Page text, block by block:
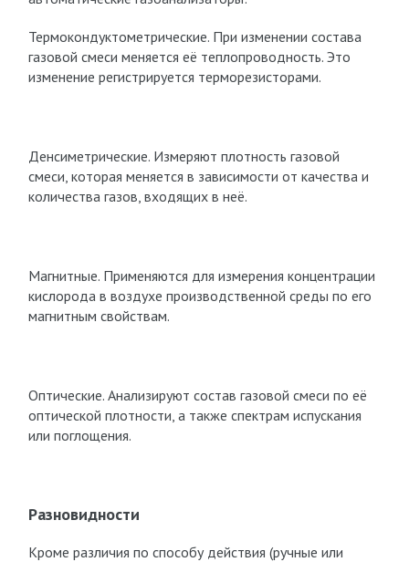
Термокондуктометрические. При изменении состава
газовой смеси меняется её теплопроводность. Это
изменение регистрируется терморезисторами.
Денсиметрические. Измеряют плотность газовой
смеси, которая меняется в зависимости от качества и
количества газов, входящих в неё.
Магнитные. Применяются для измерения концентрации
кислорода в воздухе производственной среды по его
магнитным свойствам.
Оптические. Анализируют состав газовой смеси по её
оптической плотности, а также спектрам испускания
или поглощения.
Разновидности
Кроме различия по способу действия (ручные или